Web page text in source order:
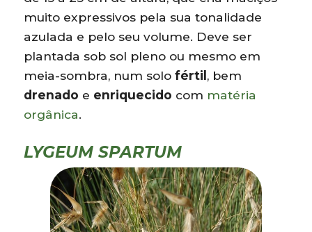
muito expressivos pela sua tonalidade
azulada e pelo seu volume. Deve ser
plantada sob sol pleno ou mesmo em
meia-sombra, num solofértil, bem
drenado e enriquecido com matéria
orgânica.
LYGEUM SPARTUM